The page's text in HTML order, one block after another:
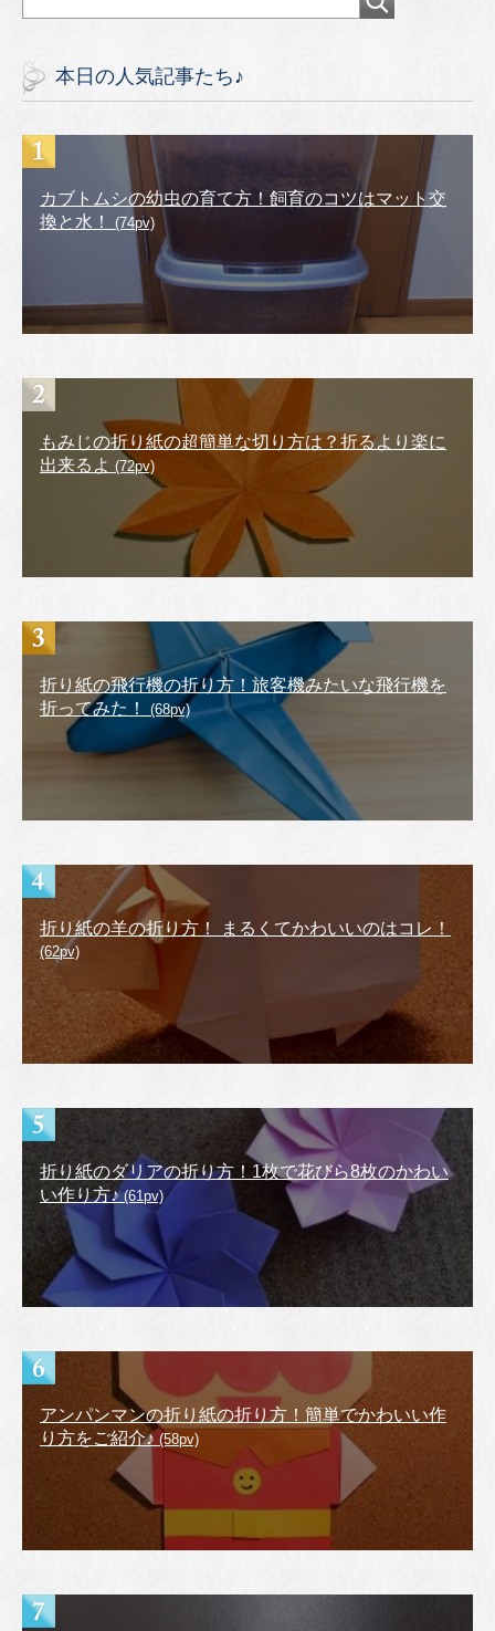
本日の人気記事たち♪
カブトムシの幼虫の育て方！飼育のコツはマット交
換と水！
(74pv)
もみじの折り紙の超簡単な切り方は？折るより楽に
出来るよ (72pv)
折り紙の飛行機の折り方！旅客機みたいな飛行機を
折ってみた！
(68pv)
折り紙の羊の折り方！ まるくてかわいいのはコレ！
(62pv)
折り紙のダリアの折り方！1枚で花びら8枚のかわい
い作り方♪(61pv)
アンパンマンの折り紙の折り方！簡単でかわいい作
り方をご紹介♪ (58pv)